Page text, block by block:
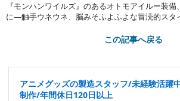
『モンハンワイルズ』のあるオトモアイルー装
に―触手ウネウネ、脳みそふよふよな冒涜的スタ
この記事へ戻る
アニメグッズの製造スタッフ/未経験活躍
制作/年間休日120日以上